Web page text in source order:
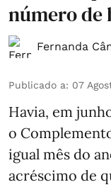
número de
Fernanda
Publicado a: 07
Havia, em
o
igual mês do
acréscimo de